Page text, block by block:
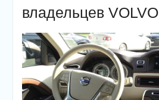
владельцев VOLVO